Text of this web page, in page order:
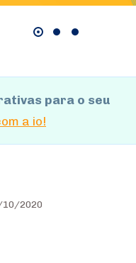
para o seu
a io!
2020